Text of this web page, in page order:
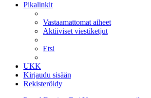
Pikalinkit
Vastaamattomat aiheet
Aktiiviset viestiketjut
Etsi
UKK
Kirjaudu sisään
Rekisteröidy